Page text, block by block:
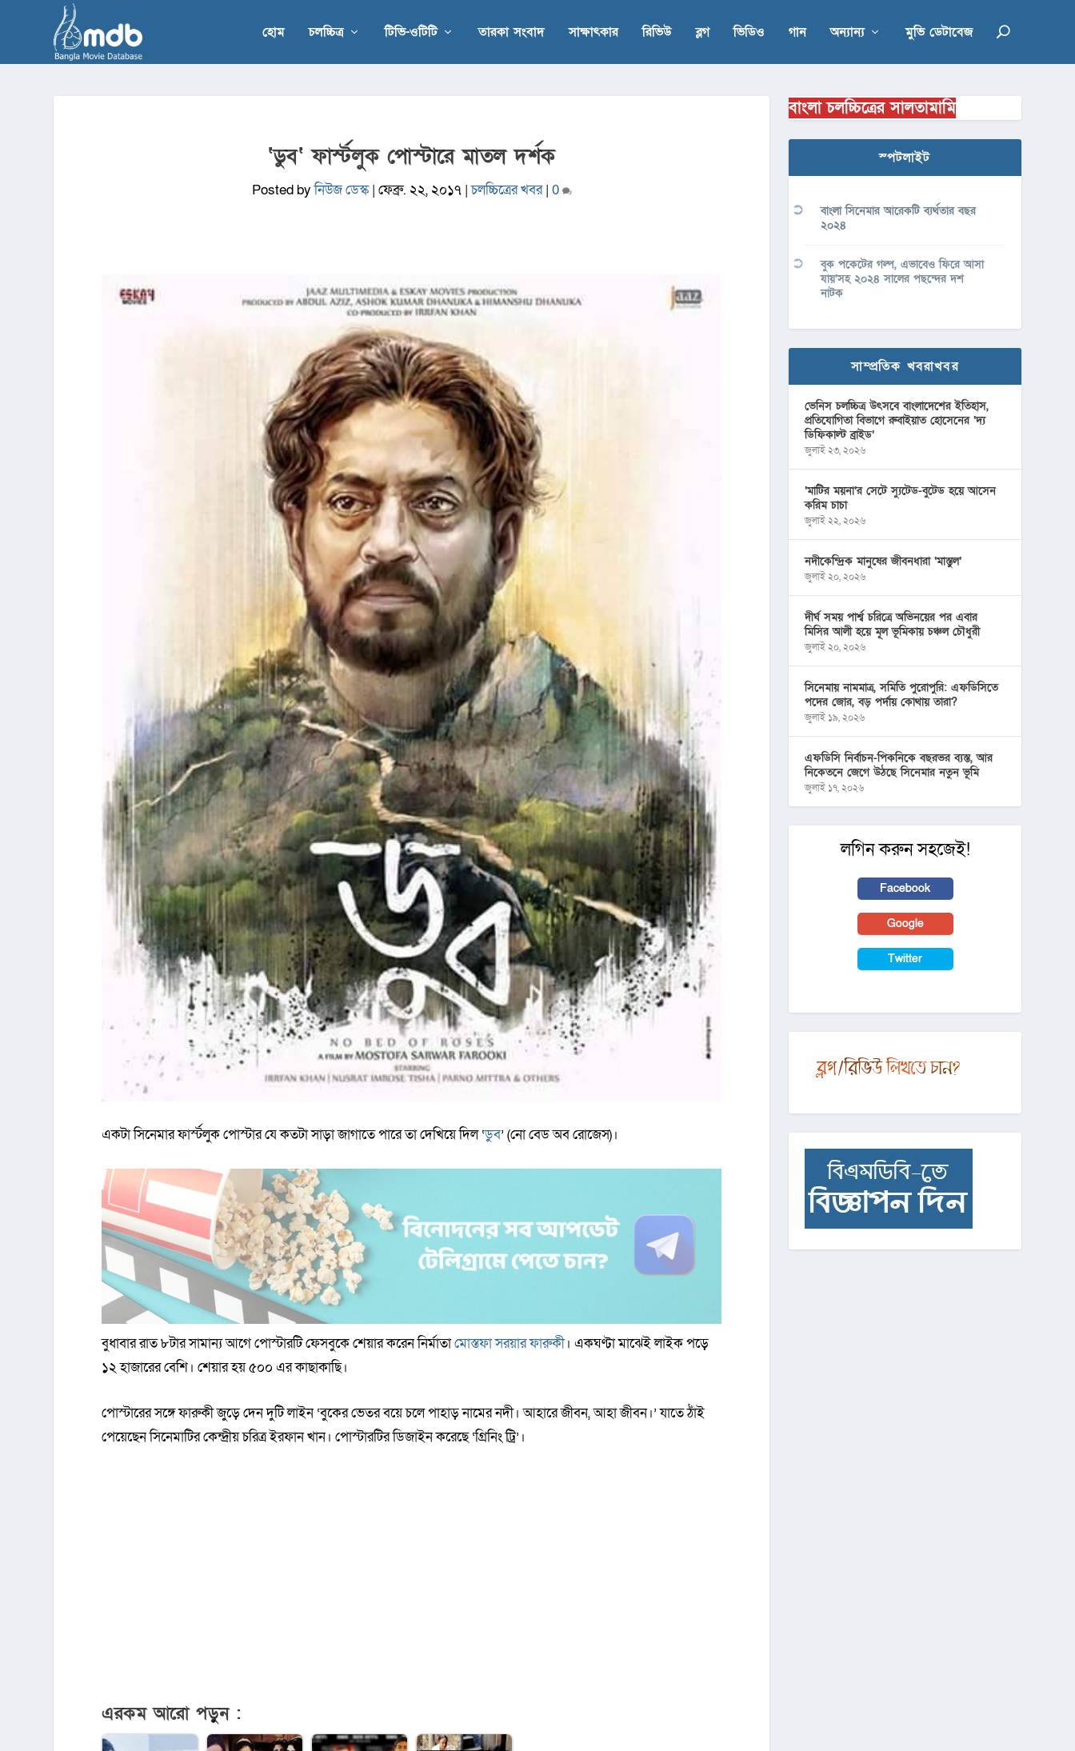
হোম চলচ্চিত্র টিভি-ওটিটি তারকা সংবাদ সাক্ষাৎকার রিভিউ ব্লগ ভিডিও গান অন্যান্য মুভি ডেটাবেজ
‘ডুব‘ ফার্স্টলুক পোস্টারে মাতল দর্শক
Posted byনিউজ ডেস্ক| ফেব্রু. ২২, ২০১৭|চলচ্চিত্রের খবর| 0
একটা সিনেমার ফার্স্টলুক পোস্টার যে কতটা সাড়া জাগাতে পারে তা দেখিয়ে দিল ‘ডুব’ (নো বেড অব রোজেস)।
বুধাবার রাত ৮টার সামান্য আগে পোস্টারটি ফেসবুকে শেয়ার করেন নির্মাতামোস্তফা সরয়ার ফারুকী। একঘণ্টা মাঝেই লাইক পড়ে
১২ হাজারের বেশি। শেয়ার হয় ৫০০ এর কাছাকাছি।
পোস্টারের সঙ্গে ফারুকী জুড়ে দেন দুটি লাইন ‘বুকের ভেতর বয়ে চলে পাহাড় নামের নদী। আহারে জীবন, আহা জীবন।’ যাতে ঠাঁই
পেয়েছেন সিনেমাটির কেন্দ্রীয় চরিত্র ইরফান খান। পোস্টারটির ডিজাইন করেছে ‘গ্রিনিং ট্রি’।
এরকম আরো পড়ুন :
বাংলা চলচ্চিত্রের সালতামামি
স্পটলাইট
বাংলা সিনেমার আরেকটি ব্যর্থতার বছর
২০২৪
বুক পকেটের গল্প, এভাবেও ফিরে আসা
যায়’সহ ২০২৪ সালের পছন্দের দশ
নাটক
সাম্প্রতিক খবরাখবর
ভেনিস চলচ্চিত্র উৎসবে বাংলাদেশের ইতিহাস,
প্রতিযোগিতা বিভাগে রুবাইয়াত হোসেনের ‘দ্য
ডিফিকাল্ট ব্রাইড’
জুলাই ২৩, ২০২৬
‘মাটির ময়না’র সেটে স্যুটেড-বুটেড হয়ে আসেন
করিম চাচা
জুলাই ২২, ২০২৬
নদীকেন্দ্রিক মানুষের জীবনধারা ‘মাস্তুল’
জুলাই ২০, ২০২৬
দীর্ঘ সময় পার্শ্ব চরিত্রে অভিনয়ের পর এবার
মিসির আলী হয়ে মূল ভূমিকায় চঞ্চল চৌধুরী
জুলাই ২০, ২০২৬
সিনেমায় নামমাত্র, সমিতি পুরোপুরি: এফডিসিতে
পদের জোর, বড় পর্দায় কোথায় তারা?
জুলাই ১৯, ২০২৬
এফডিসি নির্বাচন-পিকনিকে বছরভর ব্যস্ত, আর
নিকেতনে জেগে উঠছে সিনেমার নতুন ভূমি
জুলাই ১৭, ২০২৬
লগিন করুন সহজেই!
Facebook
Google
Twitter